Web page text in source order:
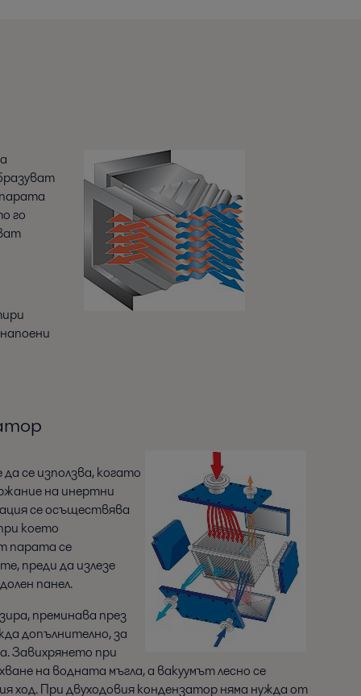
го
се използва, когато
на инертни
се осъществява
което
парата се
преди да излезе
панел.
преминава през
допълнително, за
Завихрянето при
на водната мъгла, а вакуумът лесно се
ход. При двуходовия кондензатор няма нужда от